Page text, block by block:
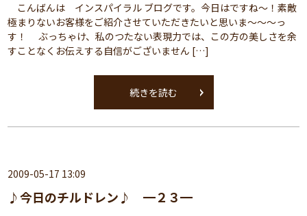
こんばんは インスパイラル ブログです。今日はですね～！素敵
極まりないお客様をご紹介させていただきたいと思いま～～～っ
す！ ぶっちゃけ、私のつたない表現力では、この方の美しさを余
すことなくお伝えする自信がございません […]
続きを読む
2009-05-17 13:09
♪今日のチルドレン♪ ━２３━